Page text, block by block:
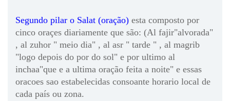
Segundo pilar o Salat (oração) esta composto por
cinco oraçes diariamente que são: (Al fajir"alvorada"
, al zuhor " meio dia" , al asr " tarde " , al magrib
"logo depois do por do sol" e por ultimo al
inchaa"que e a ultima oração feita a noite" e essas
oracoes sao estabelecidas consoante horario local de
cada país ou zona.